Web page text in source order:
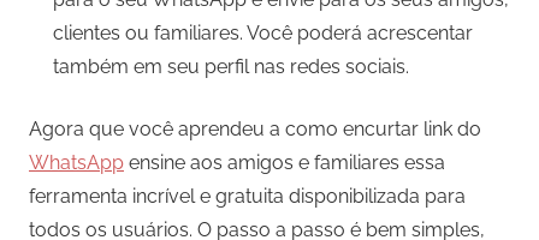
clientes ou familiares. Você poderá acrescentar
também em seu perfil nas redes sociais.
Agora que você aprendeu a como encurtar link do
WhatsApp ensine aos amigos e familiares essa
ferramenta incrível e gratuita disponibilizada para
todos os usuários. O passo a passo é bem simples,